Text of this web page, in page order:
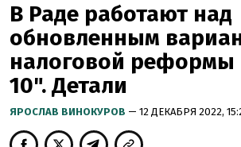
В Раде работают над
обновленным
налоговой реформы
10". Детали
ЯРОСЛАВ ВИНОКУРОВ — 12 ДЕКАБРЯ 2022,